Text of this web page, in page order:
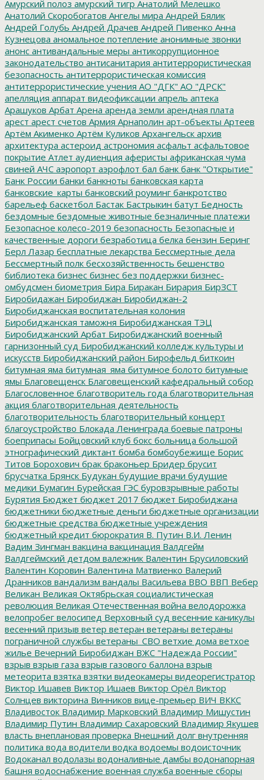
Амурский полоз амурский тигр Анатолий Мелешко
Анатолий Скоробогатов Ангелы мира Андрей Бялик
Андрей Голубь Андрей Драчев Андрей Пивенко Анна
Кузнецова аномальное потепление анонимные звонки
анонс антивандальные меры антикоррупционное
законодательство антисанитария антитеррористическая
безопасность антитеррористическая комиссия
антитеррористические учения АО "ДГК" АО "ДРСК"
апелляция аппарат видеофиксации апрель аптека
Арашуков Арбат Арена аренда земли арендная плата
арест арест счетов Армия Арнаполин арт-объекты Артеев
Артём Акименко Артём Куликов Архангельск архив
архитектура астероид астрономия асфальт асфальтовое
покрытие Атлет аудиенция аферисты африканская чума
свиней АЧС аэропорт аэрофлот бал банк банк "Открытие"
Банк России банки банкноты банковская карта
банковские_карты банковский роуминг банкротство
барельеф баскетбол Бастак Бастрыкин батут Бедность
бездомные бездомные животные безналичные платежи
Безопасное колесо-2019 безопасность Безопасные и
качественные дороги безработица белка бензин Беринг
Берл Лазар бесплатные лекарства Бессмертные дела
Бессмертный полк бесхозяйственность бешенство
библиотека бизнес бизнес без поддержки бизнес-
омбудсмен биометрия Бира Биракан Бирария БирЗСТ
Биробидажан Биробиджан Биробиджан-2
Биробиджанская воспитательная колония
Биробиджанская таможня Биробиджанская ТЭЦ
Биробиджанский Арбат Биробиджанский военный
гарнизонный суд Биробиджанский колледж культуры и
искусств Биробиджанский район Бирофельд биткоин
битумная яма битумная_яма битумное болото битумные
ямы Благовещенск Благовещенский кафедральный собор
Благословенное благотворитель года благотворительная
акция благотворительная деятельность
благотворительность благотворительный концерт
благоустройство Блокада Ленинграда боевые патроны
боеприпасы Бойцовский клуб бокс больница большой
этнографический диктант бомба бомбоубежище Борис
Титов Борохович брак браконьер Бридер брусит
брусчатка Брянск Будукан будущие врачи будущие
медики Бумагин Бурейская ГЭС буровзрывные работы
Бурятия Бюджет бюджет 2017 бюджет Биробиджана
бюджетники бюджетные деньги бюджетные организации
бюджетные средства бюджетные учреждения
бюджетный кредит бюрократия В. Путин В.И. Ленин
Вадим Зингман вакцина вакцинация Валдгейм
Валдгеймский детдом валежник Валентин Брусиловский
Валентин Коровин Валентина Матвиенко Валерий
Дранников вандализм вандалы Васильева ВВО ВВП Вебер
Великан Великая Октябрьская социалистическая
революция Великая Отечественная война велодорожка
велопробег велосипед Верховный суд весенние каникулы
весенний призыв ветер ветеран ветераны ветераны
пограничной службы ветераны_СВО ветхие дома ветхое
жилье Вечерний Биробиджан ВЖС "Надежда России"
взрыв взрыв газа взрыв газового баллона взрыв
метеорита взятка взятки видеокамеры видеорегистратор
Виктор Ишавев Виктор Ишаев Виктор Орёл Виктор
Солнцев викторина Винников вице-премьер ВИЧ ВККС
Владивосток Владимир Марковский Владимир Мишустин
Владимир Путин Владимир Сахаровский Владимир Якушев
власть внеплановая проверка Внешний долг внутренняя
политика вода водители водка водоемы водоисточник
Водоканал водолазы водоналивные дамбы водонапорная
башня водоснабжение военная служба военные сборы